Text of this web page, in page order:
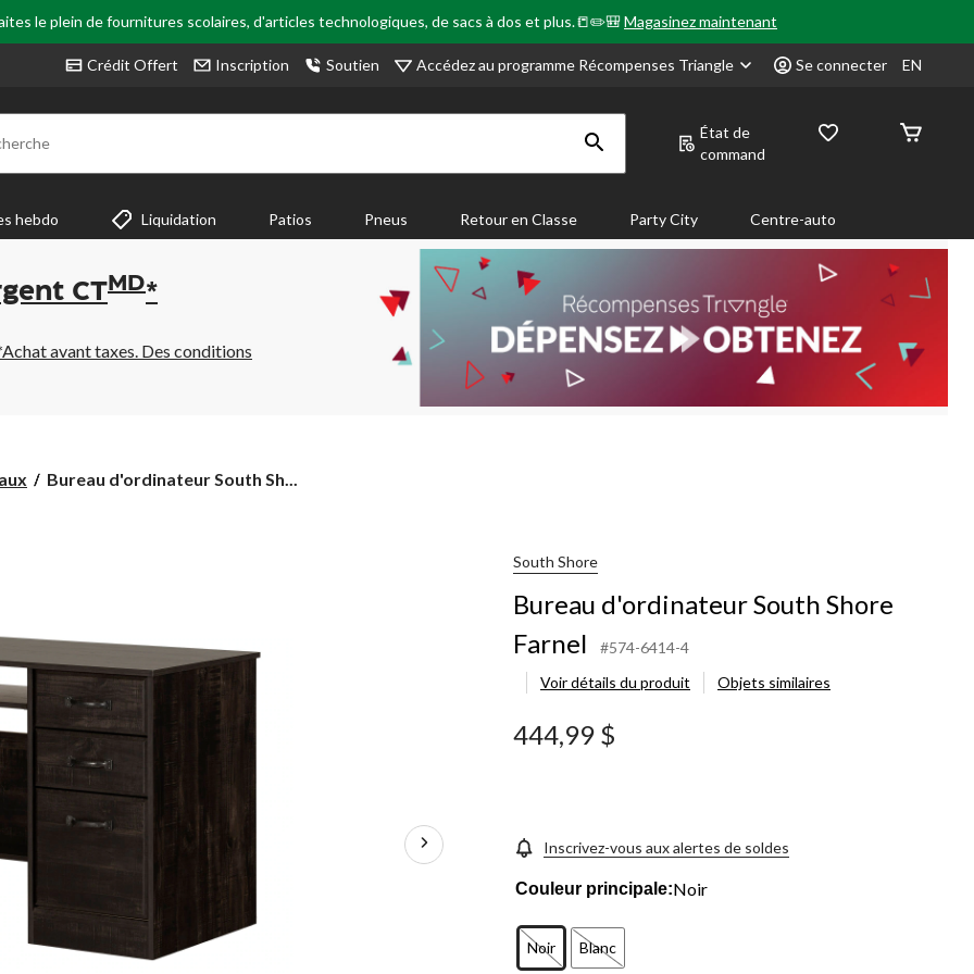
le plein de fournitures scolaires, d'articles technologiques, de sacs à dos et plus.📒✏️🎒Magasinez maintenant
Crédit Offert Inscription Soutien Accédez au programme Récompenses Triangle Se connecter EN
État de
command
hebdo Liquidation Patios Pneus Retour en Classe Party City Centre-auto
CT MD*
avant taxes. Des conditions
Bureau
Bureau d'ordinateur South Sh...
South Shore
Bureau d'ordinateur South Shore
Farnel
#574-6414-4
Voir détails du produit
Objets similaires
444,99 $
Inscrivez-vous aux alertes de soldes
Couleur principale:Noir
Noir Blanc